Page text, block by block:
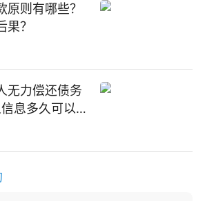
原则有哪些？
？
无力偿还债务
息多久可以